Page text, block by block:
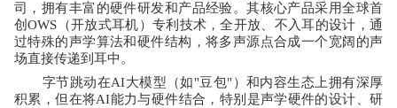
司，拥有丰富的硬件研发和产品经验。其核心产品采用全球首
创OWS （开放式耳机）专利技术，全开放、不入耳的设计，通
过特殊的声学算法和硬件结构，将多声源点合成一个宽阔的声
场直接传递到耳中。
字节跳动在AI大模型（如"豆包"）和内容生态上拥有深厚
积累，但在将AI能力与硬件结合，特别是声学硬件的设计、研